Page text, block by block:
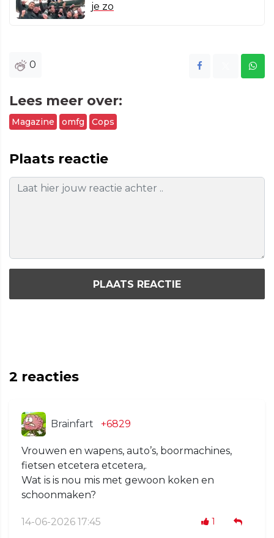
je zo
0
Lees meer over:
Magazine omfg Cops
Plaats reactie
PLAATS REACTIE
2 reacties
Brainfart +6829
Vrouwen en wapens, auto’s, boormachines,
fietsen etcetera etcetera,.
Wat is is nou mis met gewoon koken en
schoonmaken?
14-06-2026 17:45 1